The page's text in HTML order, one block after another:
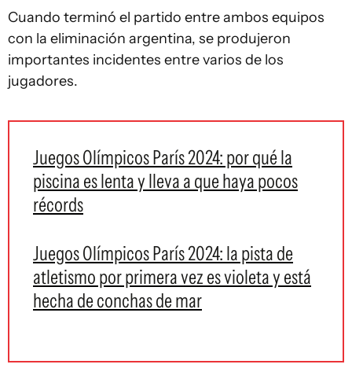
Cuando terminó el partido entre ambos equipos
con la eliminación argentina, se produjeron
importantes incidentes entre varios de los
jugadores.
Juegos Olímpicos París 2024: por qué la
piscina es lenta y lleva a que haya pocos
récords
Juegos Olímpicos París 2024: la pista de
atletismo por primera vez es violeta y está
hecha de conchas de mar